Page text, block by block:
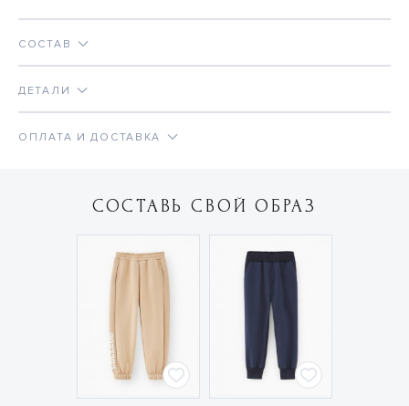
СОСТАВ
ДЕТАЛИ
ОПЛАТА И ДОСТАВКА
СОСТАВЬ СВОЙ ОБРАЗ